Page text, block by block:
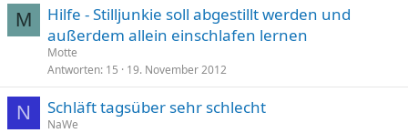
M
Hilfe - Stilljunkie soll abgestillt werden und
außerdem allein einschlafen lernen
Motte
Antworten 15 19. November 2012
N Schläft tagsüber sehr schlecht
NaWe